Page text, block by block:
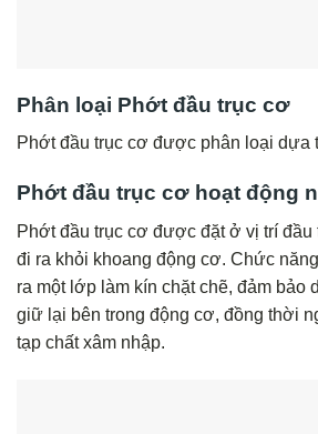
Phân loại Phớt đầu trục cơ
Phớt đầu trục cơ được phân loại dựa
Phớt đầu trục cơ hoạt động
Phớt đầu trục cơ được đặt ở vị trí
đi ra khỏi khoang động cơ. Chức
ra một lớp làm kín chặt chẽ, đảm bảo
giữ lại bên trong động cơ, đồng thời
tạp chất xâm nhập.